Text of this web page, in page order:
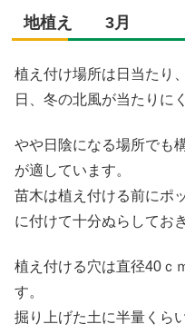
地植え 3月
植え付け場所は日当たり
日、冬の北風が当たりに
やや日陰になる場所でも
が適しています。
苗木は植え付ける前にポ
に付けて十分ぬらしてお
植え付ける穴は直径40ｃ
す。
掘り上げた土に半量くら